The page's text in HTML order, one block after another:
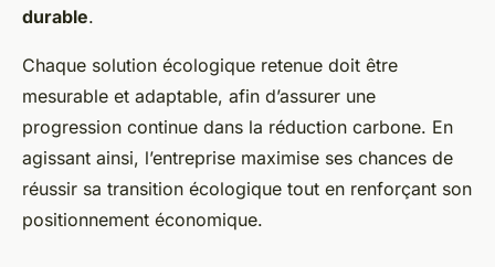
durable.
Chaque solution écologique retenue doit être
mesurable et adaptable, afin d’assurer une
progression continue dans la réduction carbone. En
agissant ainsi, l’entreprise maximise ses chances de
réussir sa transition écologique tout en renforçant son
positionnement économique.